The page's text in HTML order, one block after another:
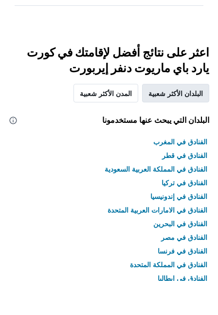
اعثر على نتائج أفضل لإقامتك في كورت
يارد باي ماريوت دنفر إيربورت
البلدان الأكثر شعبية المدن الأكثر شعبية
البلدان التي يبحث عنها مستخدمونا
الفنادق في المغرب
الفنادق في قطر
الفنادق في المملكة العربية السعودية
الفنادق في تركيا
الفنادق في إندونيسيا
الفنادق في الامارات العربية المتحدة
الفنادق في البحرين
الفنادق في مصر
الفنادق في فرنسا
الفنادق في المملكة المتحدة
الفنادق في إيطاليا